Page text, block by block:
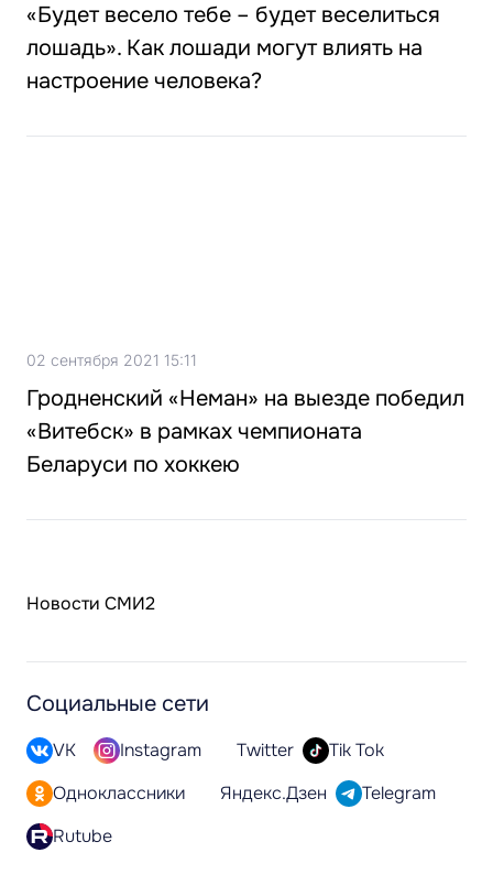
«Будет весело тебе – будет веселиться
лошадь». Как лошади могут влиять на
настроение человека?
02 сентября 2021 15:11
Гродненский «Неман» на выезде победил
«Витебск» в рамках чемпионата
Беларуси по хоккею
Новости СМИ2
Социальные сети
VK Instagram Twitter
Tik Tok
Одноклассники
Яндекс.Дзен
Telegram
Rutube